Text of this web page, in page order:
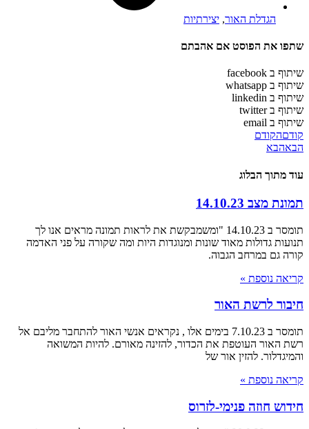
הגדלת האור, יצירתיות
שתפו את הפוסט אם אהבתם
שיתוף ב facebook
שיתוף ב whatsapp
שיתוף ב linkedin
שיתוף ב twitter
שיתוף ב email
קודםהקודם
הבאהבא
עוד מתוך הבלוג
תמונת מצב 14.10.23
תומסר ב 14.10.23 "ומשמבקשת את לראות תמונה מראים אנו לך
תנועות גדולות מאוד שונות ומנוגדות היות ומה שקורה על פני האדמה
קורה גם במרחב הגבוה.
קריאה נוספת »
חיבור לרשת האור
תומסר ב 7.10.23 בימים אלו , נקראים אנשי האור להתחבר מליבם אל
רשת האור העוטפת את הכדור, להזינה מאורם. להיות המשואה
והמיגדלור. להזין אור של
קריאה נוספת »
חידוש חוזה פנימי-לזרוס